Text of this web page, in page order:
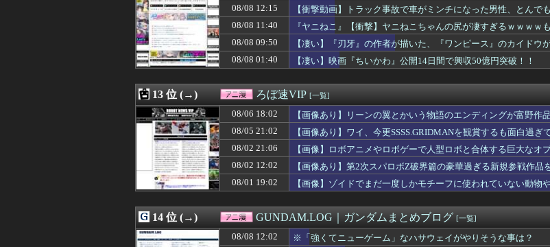
08/07 21:11
まんがタイムきらら2026年9月号が発売、「好都合セミフレンド」は次回で最
08/07 21:08
【衝撃動画】女チャーハン職人のスゴ技ｗｗｗｗ凄すぎる！！
08/07 21:05
【画像】かぐや様は告らせたいの伊井野ミコちゃんｗｗｗｗｗ
08/07 21:04
【パシフィック・リム】MODEROID「ジプシー・デンジャー」プラモデル【
08/07 21:02
30MMとガンプラパーツでミキシングする人がめっきり減って寂しい
08/07 21:00
【シャニマス】人魚姫の世界に迷い込んだらどんな人が助けてくれたか、を
08/07 20:40
【初音ミク】「PERIHAPI! おきがえちゅう ピアプロキャラクターズ 2」...
08/07 20:30
【驚愕】名作『葬送のフリーレン』凄い事に気付いたｗｗｗｗ「フリーレン
08/07 20:26
【議論】死刑賛成派なんだけど反対派の理論が理解できない
08/07 20:05
【画像】「まんがタイムきらら」エロ漫画みたいになる
08/07 20:05
【エロ漫画】BSSエロ漫画『未恋-みれん-』NTRよりも抜けると話題に
08/07 20:04
令和のダラさん 第6話 感想：ダラさんの力を借りて悪霊退散！修行すれば本
08/07 20:00
【朗報】永瀬アンナさん、公式に次世代のエースとして認められる
08/07 20:00
【超画像】あの人気ポケモン、卑猥なフィギュアになってしまった模様
08/07 20:00
【コトブキヤ出荷情報】「フレームアーティスト 雪ミク」「創彩少女庭園 早
08/07 19:59
【画像】シャア専用グッズ、今度はホースリールが登場 少佐なのに水撒け
08/07 19:32
【るろうに剣心】劍客兵器の飛號・龍勢勇星、超ミサイル技術の持ち主なのに
08/07 18:47
【朗報】「オーバーロード」って凄くね？
08/07 18:10
【デレマス漫画】シンデレラガールズの日常「愛を伝えて♡」を公開
08/08 12:15
【衝撃動画】トラック事故で車がミンチになった男性、とん
08/08 11:40
『ヤニねこ』【衝撃】ヤニねこちゃんの尻が凄すぎるｗｗｗ
08/08 09:50
【凄い】『刃牙』の作者が描いた、『ワンピース』のカイドウ
08/08 01:40
【凄い】映画『ちいかわ』公開14日間で興収50億円突破！！
13 位 (→) ろぼ速VIP [一覧]
08/06 18:02
【画像あり】リーンの翼とかいう物語のエンディングが富野作
08/05 21:02
【画像あり】ワイ、今更SSSS.GRIDMANを観賞するも面白過
08/02 21:06
【画像】ロボアニメやロボゲーで人型ロボと合体する巨大な
08/02 12:02
【画像あり】第2次スパロボZ破界篇の豪華過ぎる新規参戦作品
08/01 19:02
【画像】ゾイドでまだ一度しかモチーフに使われていない動物
14 位 (→) GUNDAM.LOG｜ガンダムまとめブログ [一覧]
08/08 12:02
※「強くてニューゲーム」なハサウェイがやりそうな事は？